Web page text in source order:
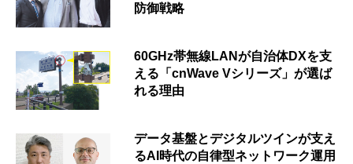
防御戦略
60GHz帯無線LANが自治体DXを支
える「cnWave Vシリーズ」が選ば
れる理由
データ基盤とデジタルツインが支え
るAI時代の自律型ネットワーク運用